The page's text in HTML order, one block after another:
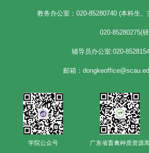
教务办公室：020-85280740 (本科生
020-85280275(研
辅导员办公室:020-
邮箱：
学院公众号 广东省畜禽种质资源